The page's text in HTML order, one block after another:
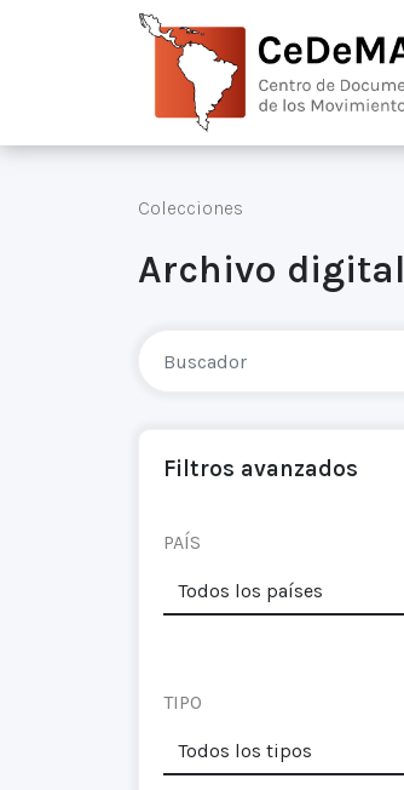
Colecciones
Archivo digital
Filtros avanzados
PAÍS
TIPO